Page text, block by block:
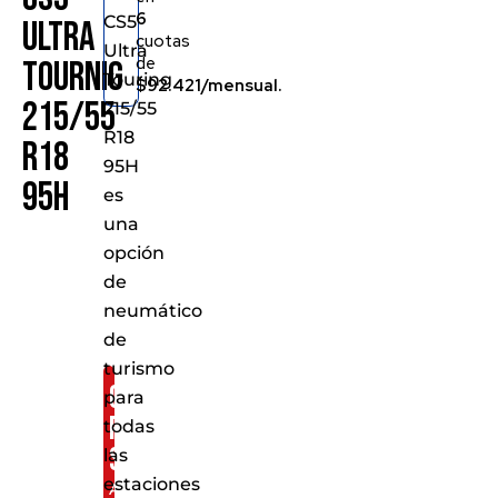
Ultra
Tournig
215/55
R18
95H
Consíguelo
por
solo:
Al
6
cuotas
de
$92.421/mensual.
CS5
Ultra
Touring
215/55
R18
95H
es
una
opción
de
neumático
de
turismo
para
todas
las
estaciones